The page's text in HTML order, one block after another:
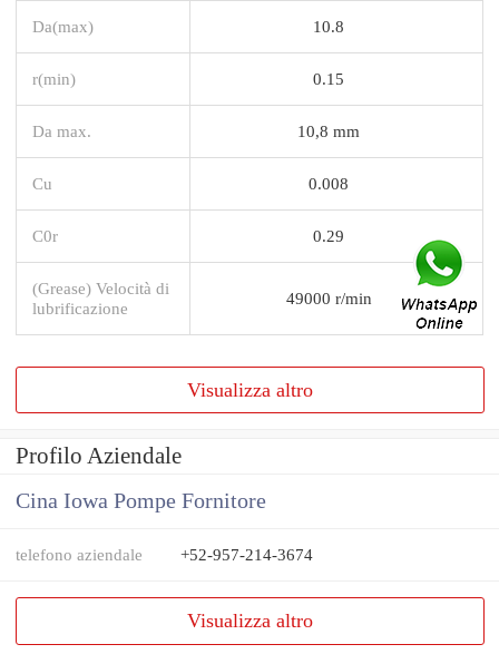
Da(max) 10.8
r(min) 0.15
Da max. 10,8 mm
Cu 0.008
C0r 0.29
(Grease) Velocità di
lubrificazione
49000 r/min
Visualizza altro
Profilo Aziendale
Cina Iowa Pompe Fornitore
telefono aziendale +52-957-214-3674
Visualizza altro